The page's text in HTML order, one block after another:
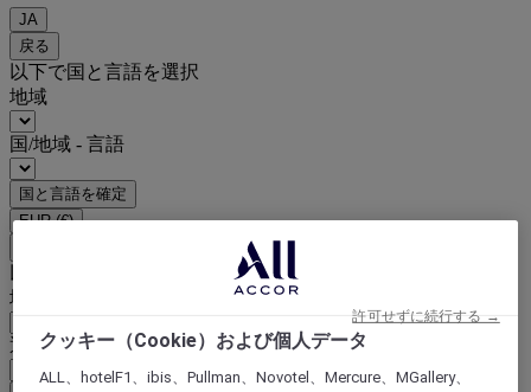
JA
戻る
以下で国と言語を選択
地域
国/地域 - 言語
国と言語を確定
EUR (€)
地域
通貨クッキー（Cookie）および個人データ
ALL、hotelF1、ibis、Pullman、Novotel、Mercure、MGallery、
許可せずに続行する →